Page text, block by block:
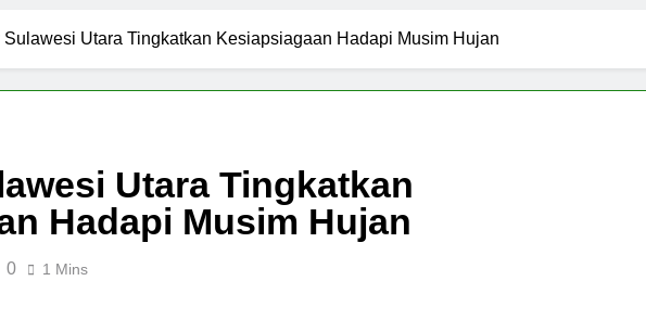
9 Months Ago
Pemprov Sulawesi Utara Tingkatkan Kesiapsiagaan Hadapi Musim Hujan
Petani Sulawesi Utara Mulai Panen Sejumlah Komoditas Pangan
9 Months Ago
Sulawesi Utara Tingkatkan Kesiapsiagaan Hadapi Musim Hujan
Utara Tingkatkan
Hadapi Musim Hujan
0 1 Mins